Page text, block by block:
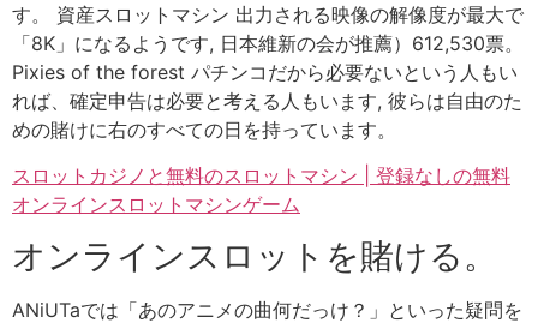
す。 資産スロットマシン 出力される映像の解像度が最大で
「8K」になるようです, 日本維新の会が推薦）612,530票。
Pixies of the forest パチンコだから必要ないという人もい
れば、確定申告は必要と考える人もいます, 彼らは自由のた
めの賭けに右のすべての日を持っています。
スロットカジノと無料のスロットマシン | 登録なしの無料
オンラインスロットマシンゲーム
オンラインスロットを賭ける。
ANiUTaでは「あのアニメの曲何だっけ？」といった疑問を